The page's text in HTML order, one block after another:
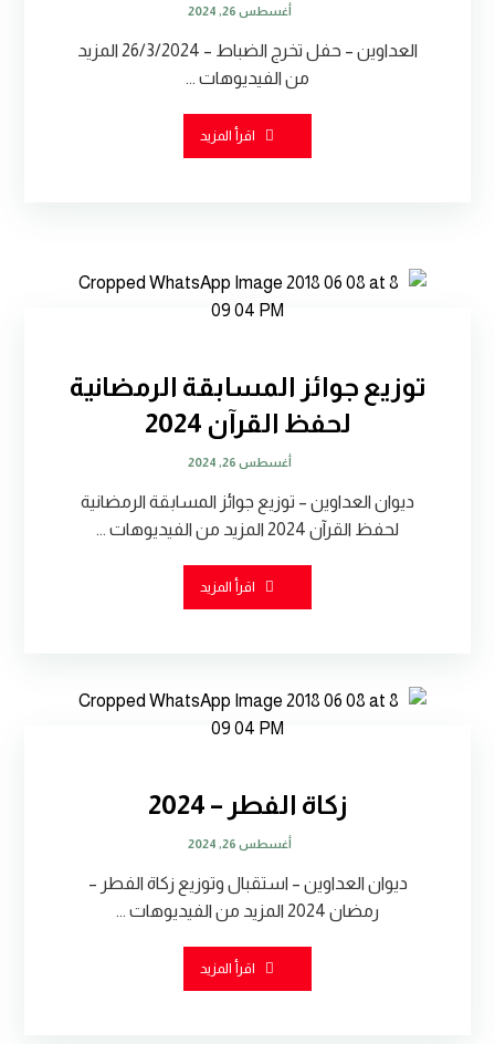
أغسطس 26, 2024
العداوين – حفل تخرج الضباط – 26/3/2024 المزيد
من الفيديوهات ...
اقرأ المزيد
توزيع جوائز المسابقة الرمضانية
لحفظ القرآن 2024
أغسطس 26, 2024
ديوان العداوين – توزيع جوائز المسابقة الرمضانية
لحفظ القرآن 2024 المزيد من الفيديوهات ...
اقرأ المزيد
زكاة الفطر – 2024
أغسطس 26, 2024
ديوان العداوين – استقبال وتوزيع زكاة الفطر –
رمضان 2024 المزيد من الفيديوهات ...
اقرأ المزيد